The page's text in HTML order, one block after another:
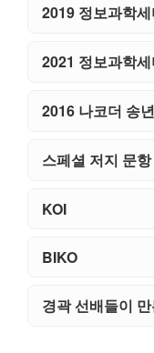
2019 정보과학
2021 정보과학
2016 나코더 송
스페셜 저지 문
KOI
BIKO
경곽 선배들이